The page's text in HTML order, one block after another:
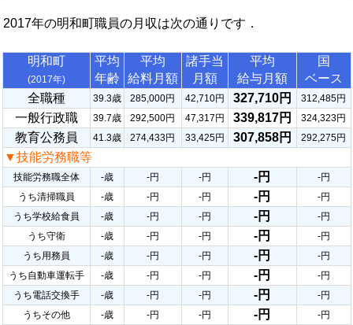
2017年の明和町職員の月収は次の通りです．
明和町
(2017年)
平均
年齢
平均
給料月額
諸手当
月額
平均
給与月額
国
ベース
全職種
39.3歳 285,000円 42,710円 327,710円 312,485円
一般行政職 39.7歳 292,500円 47,317円 339,817円 324,323円
教育公務員 41.3歳 274,433円 33,425円 307,858円 292,275円
▼技能労務職等
技能労務職全体 -歳 -円 -円 -円
-円
うち清掃職員
-歳 -円 -円 -円
-円
うち学校給食員
-歳 -円 -円 -円
-円
うち守衛
-歳 -円 -円 -円
-円
うち用務員
-歳 -円 -円 -円
-円
うち自動車運転手
-歳 -円 -円 -円
-円
うち電話交換手
-歳 -円 -円 -円
-円
うちその他
-歳 -円 -円 -円
-円